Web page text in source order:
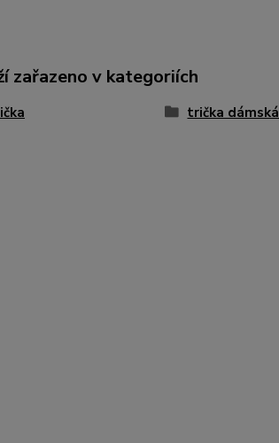
zařazeno v kategoriích
trička dámská